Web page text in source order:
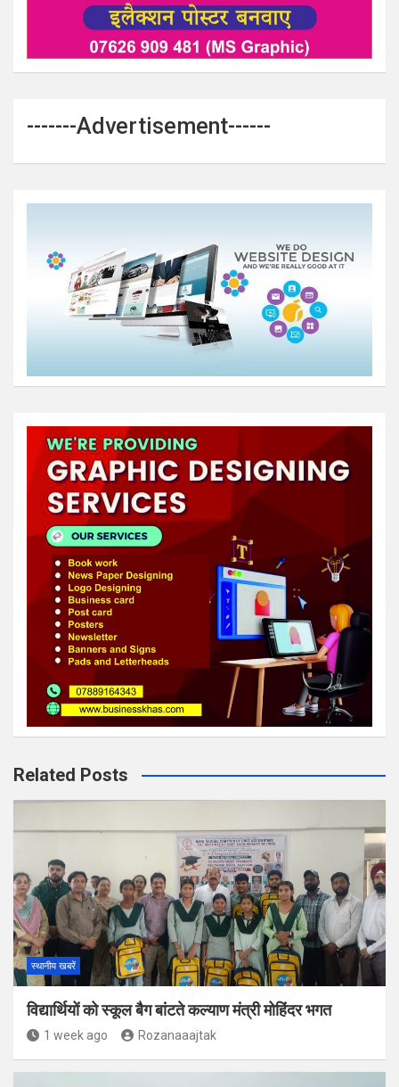
-------Advertisement------
Related Posts
स्थानीय खबरें
विद्यार्थियों को स्कूल बैग बांटते कल्याण मंत्री मोहिंदर भगत
1 week ago Rozanaaajtak